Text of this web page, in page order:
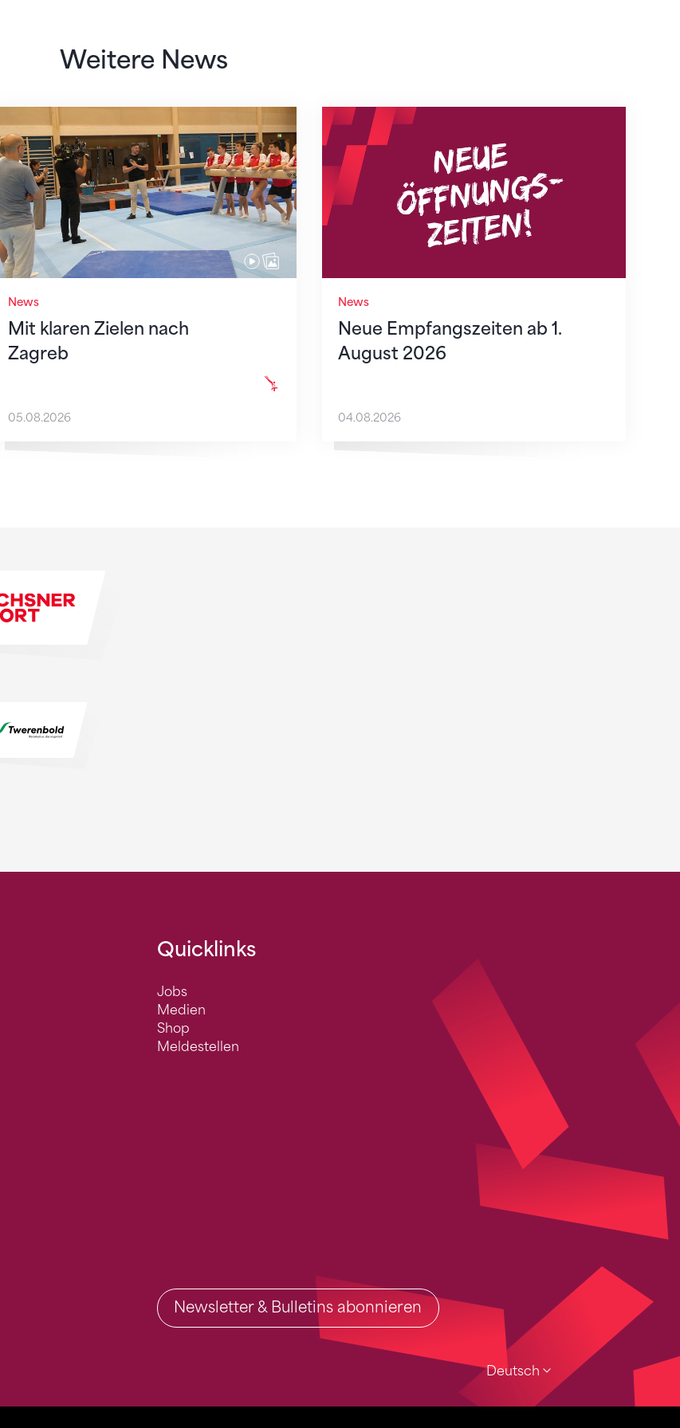
Weitere News
News
Mit klaren Zielen nach
Zagreb
Mit klaren Zielen nach Zagreb
05.08.2026
News
Neue Empfangszeiten ab 1.
August 2026
Neue Empfangszeiten ab 1. August 2026
04.08.2026
Quicklinks
Jobs
Medien
Shop
Meldestellen
Deutsch
Newsletter & Bulletins abonnieren